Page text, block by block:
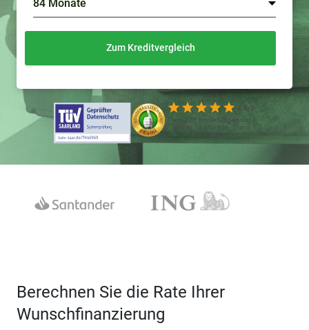
4.9/5
aus 728 Bewertungen der
letzten 12 Monate - Stand
7.8.2026
Zum Kreditvergleich
Berechnen Sie die Rate Ihrer
Wunschfinanzierung